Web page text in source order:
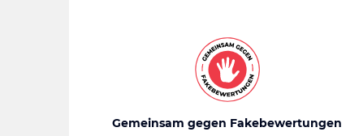
Gemeinsam gegen Fakebewertungen